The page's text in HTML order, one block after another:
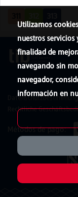
Utilizamos
nuestros
finalidad de
navegando sin
navegador,
información en
Rechtliche
Métodos de pago: